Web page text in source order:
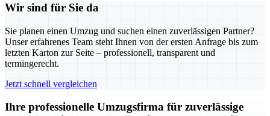
Wir sind für Sie da
Sie planen einen Umzug und suchen einen zuverlässigen Partner?
Unser erfahrenes Team steht Ihnen von der ersten Anfrage bis zum
letzten Karton zur Seite – professionell, transparent und
termingerecht.
Jetzt schnell vergleichen
Ihre professionelle Umzugsfirma für zuverlässige